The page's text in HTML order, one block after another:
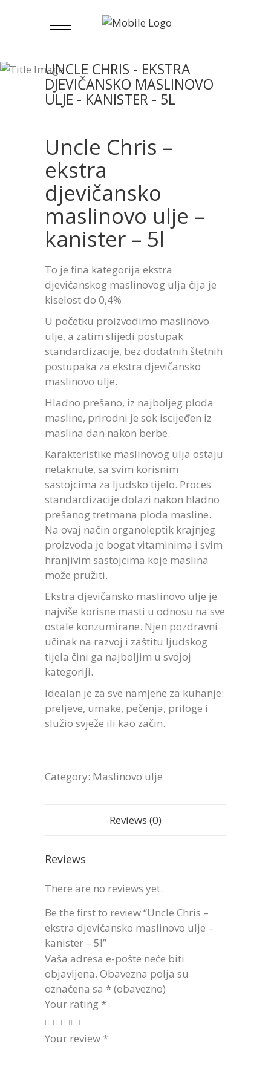
UNCLE CHRIS - EKSTRA
DJEVIČANSKO MASLINOVO
ULJE - KANISTER - 5L
Uncle Chris –
ekstra
djevičansko
maslinovo ulje –
kanister – 5l
To je fina kategorija ekstra
djevičanskog maslinovog ulja čija je
kiselost do 0,4%
U početku proizvodimo maslinovo
ulje, a zatim slijedi postupak
standardizacije, bez dodatnih štetnih
postupaka za ekstra djevičansko
maslinovo ulje.
Hladno prešano, iz najboljeg ploda
masline, prirodni je sok iscijeđen iz
maslina dan nakon berbe.
Karakteristike maslinovog ulja ostaju
netaknute, sa svim korisnim
sastojcima za ljudsko tijelo. Proces
standardizacije dolazi nakon hladno
prešanog tretmana ploda masline.
Na ovaj način organoleptik krajnjeg
proizvoda je bogat vitaminima i svim
hranjivim sastojcima koje maslina
može pružiti.
Ekstra djevičansko maslinovo ulje je
najviše korisne masti u odnosu na sve
ostale konzumirane. Njen pozdravni
učinak na razvoj i zaštitu ljudskog
tijela čini ga najboljim u svojoj
kategoriji.
Idealan je za sve namjene za kuhanje:
preljeve, umake, pečenja, priloge i
služio svježe ili kao začin.
Category: Maslinovo ulje
Reviews (0)
Reviews
There are no reviews yet.
Be the first to review “Uncle Chris –
ekstra djevičansko maslinovo ulje –
kanister – 5l”
Vaša adresa e-pošte neće biti
objavljena. Obavezna polja su
označena sa * (obavezno)
Your rating *
Your review *